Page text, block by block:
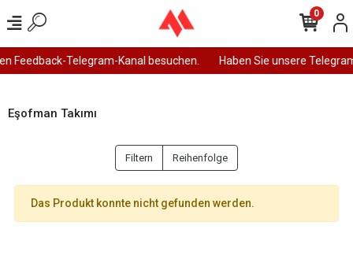
Feedback-Telegram-Kanal besuchen. Haben Sie unsere
0
Eşofman Takımı
Filtern Reihenfolge
Das Produkt konnte nicht gefunden werden.